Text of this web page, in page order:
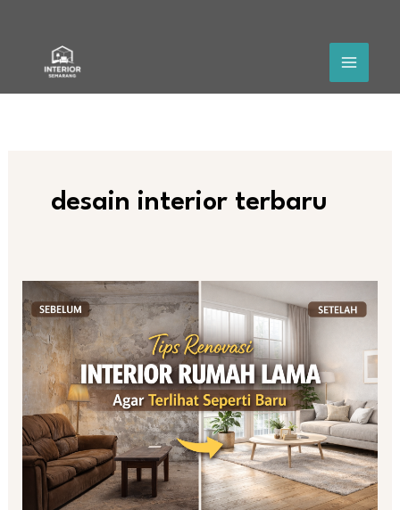
desain interior terbaru
Tips
Renovasi
Interior
Rumah
Lama
Agar
Terlihat
Seperti
Baru